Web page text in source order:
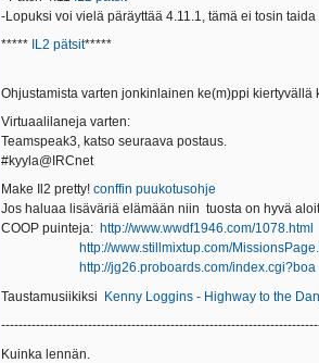
-Lopuksi voi vielä päräyttää 4.11.1, tämä ei tosin
***** IL2 pätsit*****
Ohjustamista varten jonkinlainen ke(m)ppi
Virtuaalilaneja varten:
Teamspeak3, katso seuraava postaus.
#kyyla@IRCnet
Make Il2 pretty! conffin puukotusohje
Jos haluaa lisäväriä elämään niin tuosta on hyvä
COOP puinteja: http://www.wwdf1946.com/1078.html
http://www.stillmixtup.com/
http://jg26.proboards.com/
Taustamusiikiksi Kenny Loggins - Highway to the
Kuinka lennän.